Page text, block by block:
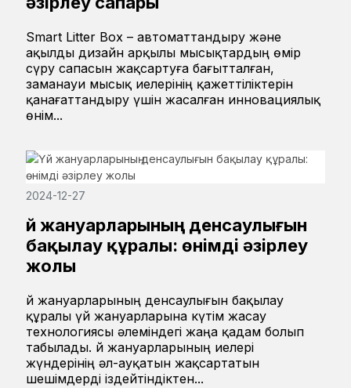
Smart Litter Box – автоматтандыру және
ақылды дизайн арқылы мысықтардың өмір
сүру сапасын жақсартуға бағытталған,
заманауи мысық иелерінің қажеттіліктерін
қанағаттандыру үшін жасалған инновациялық
өнім...
2024-12-27
Үй жануарларының денсаулығын
бақылау құралы: өнімді әзірлеу
жолы
Үй жануарларының денсаулығын бақылау
құралы үй жануарларына күтім жасау
технологиясы әлеміндегі жаңа қадам болып
табылады. Үй жануарларының иелері
жүндерінің әл-ауқатын жақсартатын
шешімдерді іздейтіндіктен...